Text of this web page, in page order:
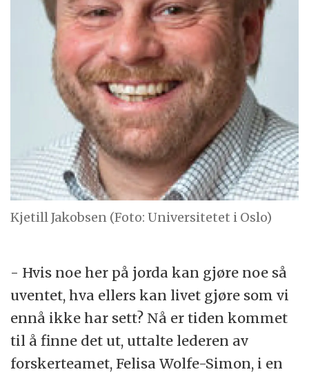
Kjetill Jakobsen (Foto: Universitetet i Oslo)
- Hvis noe her på jorda kan gjøre noe så
uventet, hva ellers kan livet gjøre som vi
ennå ikke har sett? Nå er tiden kommet
til å finne det ut, uttalte lederen av
forskerteamet, Felisa Wolfe-Simon, i en